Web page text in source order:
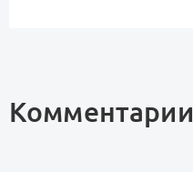
Комментарии